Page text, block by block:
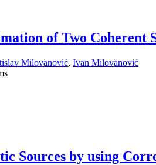
of Two Coherent
Milovanović, Ivan Milovanović
Sources by using